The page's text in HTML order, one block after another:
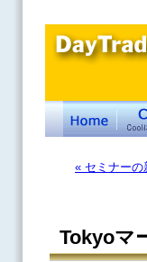
« セミナーの
Tokyoマ